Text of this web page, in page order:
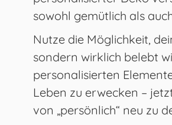
sowohl gemütlich als
Nutze die Möglichkeit,
sondern wirklich belebt
personalisierten
Leben zu erwecken –
von „persönlich“ neu zu